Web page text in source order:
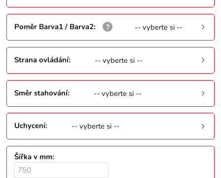
Poměr Barva1 / Barva2: -- vyberte si --
Strana ovládání: -- vyberte si --
Směr stahování: -- vyberte si --
Uchycení: -- vyberte si --
Šířka v mm: